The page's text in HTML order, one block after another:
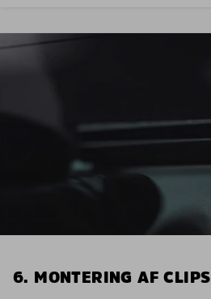
6. MONTERING AF CLIPS